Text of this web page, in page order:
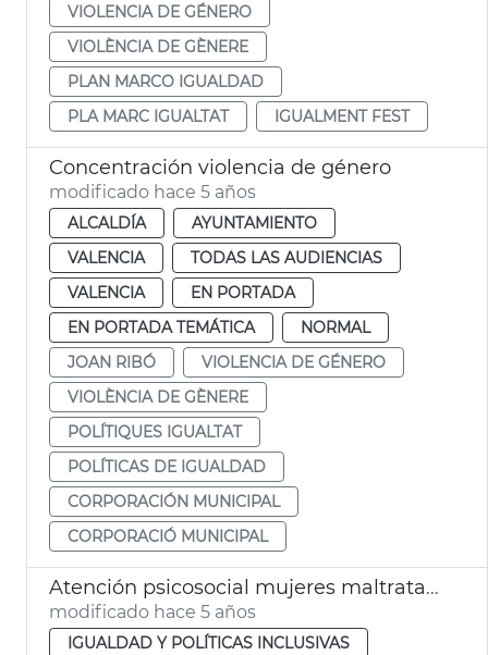
VIOLENCIA DE GÉNERO
VIOLÈNCIA DE GÈNERE
PLAN MARCO IGUALDAD
PLA MARC IGUALTAT
IGUALMENT FEST
Concentración violencia de género
modificado hace 5 años
ALCALDÍA
AYUNTAMIENTO
VALENCIA
TODAS LAS AUDIENCIAS
VALENCIA
EN PORTADA
EN PORTADA TEMÁTICA
NORMAL
JOAN RIBÓ
VIOLENCIA DE GÉNERO
VIOLÈNCIA DE GÈNERE
POLÍTIQUES IGUALTAT
POLÍTICAS DE IGUALDAD
CORPORACIÓN MUNICIPAL
CORPORACIÓ MUNICIPAL
Atención psicosocial mujeres maltratadas
modificado hace 5 años
IGUALDAD Y POLÍTICAS INCLUSIVAS